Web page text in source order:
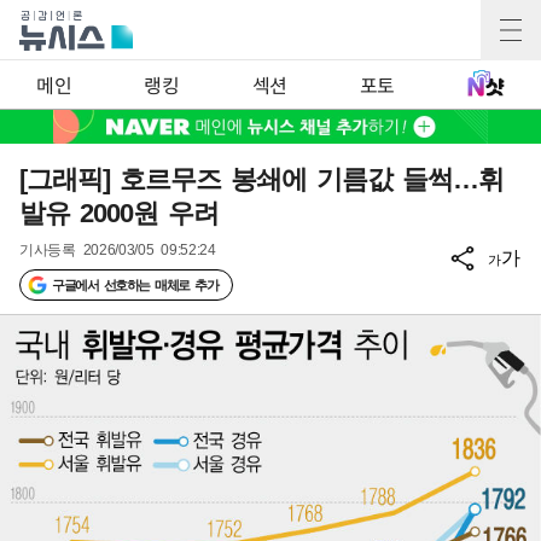
메인 랭킹 섹션 포토
[그래픽] 호르무즈 봉쇄에 기름값 들썩…휘
발유 2000원 우려
기사등록 2026/03/05 09:52:24
구글에서 선호하는 매체로 추가
가가